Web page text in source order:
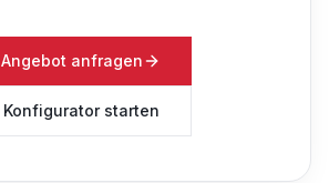
Angebot anfragen
Konfigurator starten